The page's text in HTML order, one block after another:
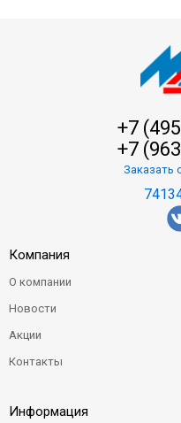
+7
+7
Заказать
Компания
О компании
Новости
Акции
Контакты
Информация